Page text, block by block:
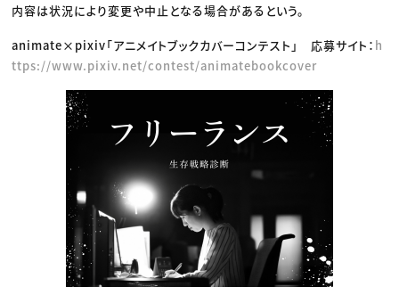
内容は状況により変更や中止となる場合があるという。
animate×pixiv「アニメイトブックカバーコンテスト」 応募サイト： h
ttps://www.pixiv.net/contest/animatebookcover